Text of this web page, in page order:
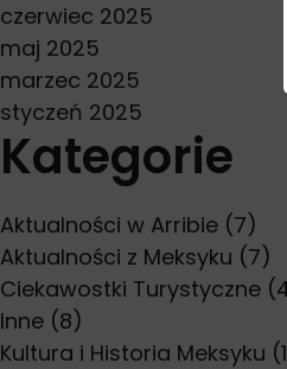
czerwiec 2025
maj 2025
marzec 2025
styczeń 2025
Kategorie
Aktualności w Arribie (7)
Aktualności z Meksyku (7)
Ciekawostki Turystyczne
Inne (8)
Kultura i Historia Meksyku